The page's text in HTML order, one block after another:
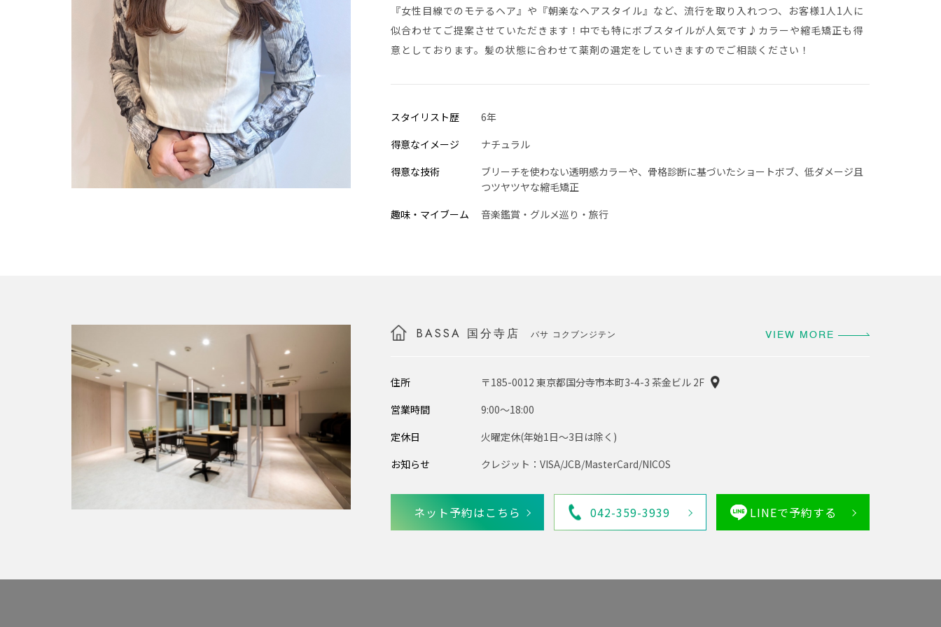
『女性目線でのモテるヘア』や『朝楽なヘアスタイル』など、流行を取り入れつつ、お客様1人1人に
似合わせてご提案させていただきます！中でも特にボブスタイルが人気です♪カラーや縮毛矯正も得
意としております。髪の状態に合わせて薬剤の選定をしていきますのでご相談ください！
スタイリスト歴
6年
得意なイメージ
ナチュラル
得意な技術
ブリーチを使わない透明感カラーや、骨格診断に基づいたショートボブ、低ダメージ且
つツヤツヤな縮毛矯正
趣味・マイブーム
音楽鑑賞・グルメ巡り・旅行
BASSA 国分寺店 バサ コクブンジテン VIEW MORE
住所
〒185-0012 東京都国分寺市本町3-4-3 茶金ビル 2F
営業時間
9:00〜18:00
定休日
火曜定休(年始1日～3日は除く)
お知らせ
クレジット：VISA/JCB/MasterCard/NICOS
ネット予約はこちら 042-359-3939 LINEで予約する